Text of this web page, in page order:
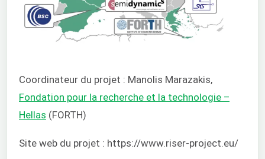
Coordinateur du projet : Manolis Marazakis,
Fondation pour la recherche et la technologie –
Hellas (FORTH)
Site web du projet : https://www.riser-project.eu/